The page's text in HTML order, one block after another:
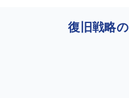
復旧戦略